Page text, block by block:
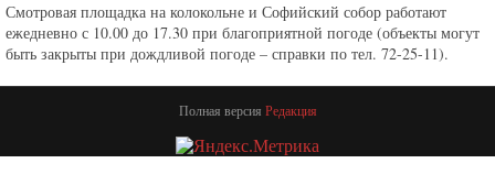
Смотровая площадка на колокольне и Софийский собор работают
ежедневно с 10.00 до 17.30 при благоприятной погоде (объекты могут
быть закрыты при дождливой погоде – справки по тел. 72-25-11).
Полная версия Редакция